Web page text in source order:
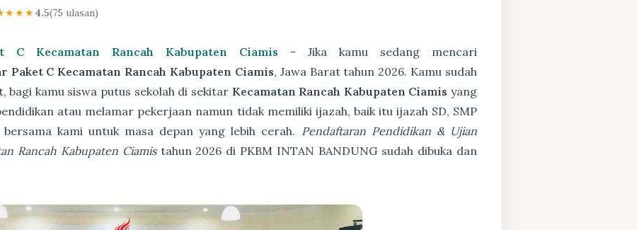
4.5(75 ulasan)
C Kecamatan Rancah Kabupaten Ciamis - Jika kamu sedang mencari
Paket C Kecamatan Rancah Kabupaten Ciamis, Jawa Barat tahun 2026. Kamu sudah
kamu siswa putus sekolah di sekitar Kecamatan Rancah Kabupaten Ciamis yang
atau melamar pekerjaan namun tidak memiliki ijazah, baik itu ijazah SD, SMP
kami untuk masa depan yang lebih cerah. Pendaftaran Pendidikan & Ujian
Rancah Kabupaten Ciamistahun 2026 di PKBM INTAN BANDUNG sudah dibuka dan